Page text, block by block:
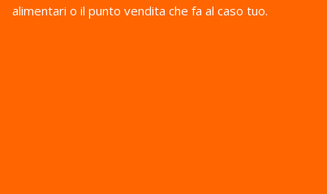
alimentari o il punto vendita che fa al caso tuo.